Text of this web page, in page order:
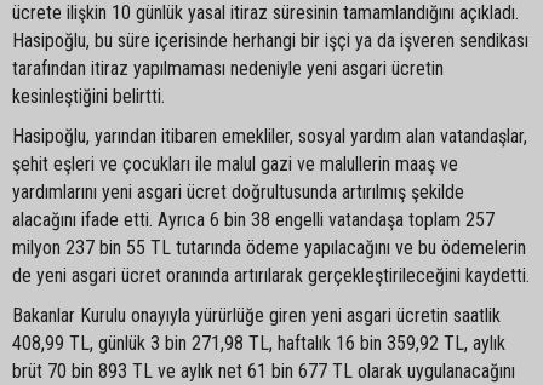
ücrete ilişkin 10 günlük yasal itiraz süresinin tamamlandığını açıkladı.
Hasipoğlu, bu süre içerisinde herhangi bir işçi ya da işveren sendikası
tarafından itiraz yapılmaması nedeniyle yeni asgari ücretin
kesinleştiğini belirtti.
Hasipoğlu, yarından itibaren emekliler, sosyal yardım alan vatandaşlar,
şehit eşleri ve çocukları ile malul gazi ve malullerin maaş ve
yardımlarını yeni asgari ücret doğrultusunda artırılmış şekilde
alacağını ifade etti. Ayrıca 6 bin 38 engelli vatandaşa toplam 257
milyon 237 bin 55 TL tutarında ödeme yapılacağını ve bu ödemelerin
de yeni asgari ücret oranında artırılarak gerçekleştirileceğini kaydetti.
Bakanlar Kurulu onayıyla yürürlüğe giren yeni asgari ücretin saatlik
408,99 TL, günlük 3 bin 271,98 TL, haftalık 16 bin 359,92 TL, aylık
brüt 70 bin 893 TL ve aylık net 61 bin 677 TL olarak uygulanacağını